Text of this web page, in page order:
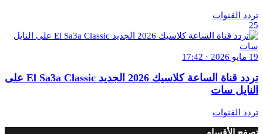
تردد القنوات
25
19 مايو 2026 · 17:42
تردد قناة الساعة كلاسيك 2026 الجديد El Sa3a Classic على
النايل سات
تردد القنوات